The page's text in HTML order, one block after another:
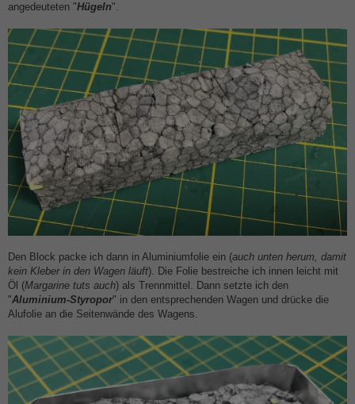
angedeuteten "Hügeln".
Den Block packe ich dann in Aluminiumfolie ein (auch unten herum, damit
kein Kleber in den Wagen läuft). Die Folie bestreiche ich innen leicht mit
Öl (Margarine tuts auch) als Trennmittel. Dann setzte ich den
"Aluminium-Styropor" in den entsprechenden Wagen und drücke die
Alufolie an die Seitenwände des Wagens.